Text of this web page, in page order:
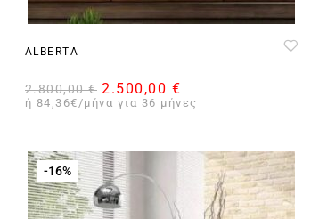
ALBERTA
2.800,00€ 2.500,00 €
ή 84,36€/μήνα για 36 μήνες
-16%